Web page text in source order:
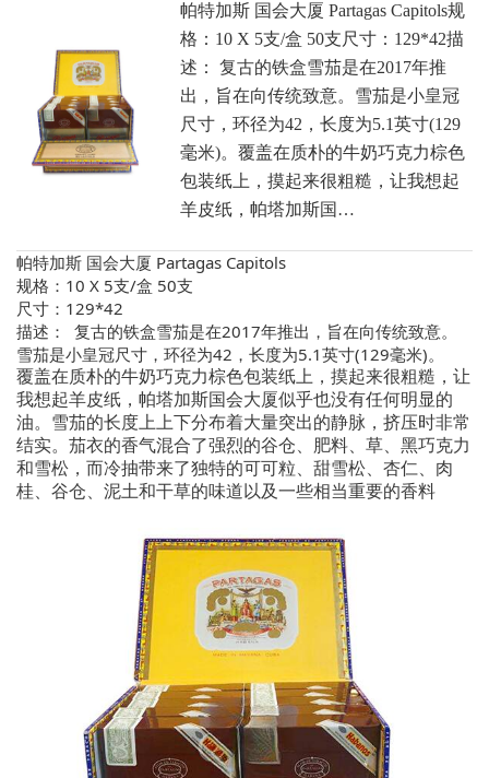
帕特加斯 国会大厦 Partagas Capitols规
格：10 X 5支/盒 50支尺寸：129*42描
述： 复古的铁盒雪茄是在2017年推
出，旨在向传统致意。雪茄是小皇冠
尺寸，环径为42，长度为5.1英寸(129
毫米)。覆盖在质朴的牛奶巧克力棕色
包装纸上，摸起来很粗糙，让我想起
羊皮纸，帕塔加斯国…
帕特加斯 国会大厦 Partagas Capitols
规格：10 X 5支/盒 50支
尺寸：129*42
描述：  复古的铁盒雪茄是在2017年推出，旨在向传统致意。
雪茄是小皇冠尺寸，环径为42，长度为5.1英寸(129毫米)。
覆盖在质朴的牛奶巧克力棕色包装纸上，摸起来很粗糙，让
我想起羊皮纸，帕塔加斯国会大厦似乎也没有任何明显的
油。雪茄的长度上上下分布着大量突出的静脉，挤压时非常
结实。茄衣的香气混合了强烈的谷仓、肥料、草、黑巧克力
和雪松，而冷抽带来了独特的可可粒、甜雪松、杏仁、肉
桂、谷仓、泥土和干草的味道以及一些相当重要的香料